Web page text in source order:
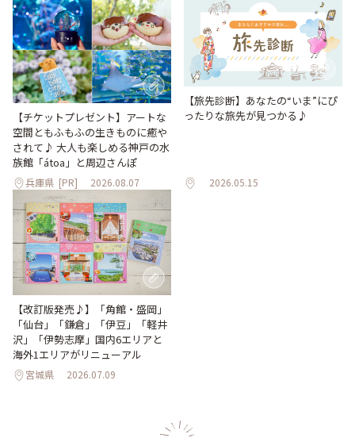
【チケットプレゼント】アートな
空間ともふもふの生きものに癒や
されて♪ 大人も楽しめる神戸の水
族館「átoa」と周辺さんぽ
兵庫県 [PR] 2026.08.07
【旅先診断】あなたの“いま”にぴ
ったりな旅先が見つかる♪
2026.05.15
【改訂版発売♪】「角館・盛岡」
「仙台」「鎌倉」「伊豆」「軽井
沢」「伊勢志摩」国内6エリアと
海外1エリアがリニューアル
宮城県 2026.07.09